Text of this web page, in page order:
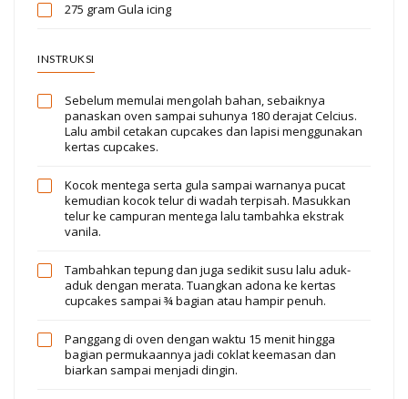
275 gram Gula icing
INSTRUKSI
Sebelum memulai mengolah bahan, sebaiknya
panaskan oven sampai suhunya 180 derajat Celcius.
Lalu ambil cetakan cupcakes dan lapisi menggunakan
kertas cupcakes.
Kocok mentega serta gula sampai warnanya pucat
kemudian kocok telur di wadah terpisah. Masukkan
telur ke campuran mentega lalu tambahka ekstrak
vanila.
Tambahkan tepung dan juga sedikit susu lalu aduk-
aduk dengan merata. Tuangkan adona ke kertas
cupcakes sampai ¾ bagian atau hampir penuh.
Panggang di oven dengan waktu 15 menit hingga
bagian permukaannya jadi coklat keemasan dan
biarkan sampai menjadi dingin.